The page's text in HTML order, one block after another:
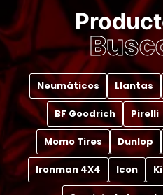
Neumáticos Llantas
BF Goodrich Pirelli
Momo Tires Dunlop
Ironman 4X4 Icon